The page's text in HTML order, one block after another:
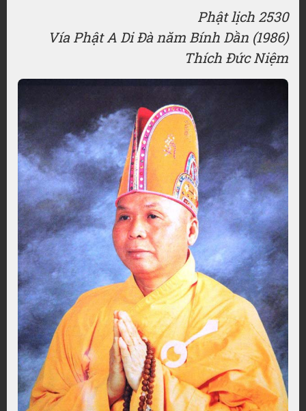
Phật lịch 2530
Vía Phật A Di Đà năm Bính Dần (1986)
Thích Đức Niệm